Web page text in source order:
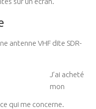
antenne VHF dite SDR-
J’ai acheté
mon
qui me concerne.